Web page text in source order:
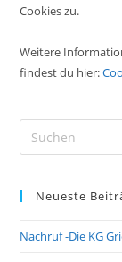
Cookies zu.
Weitere
findest du hier:
Neueste
Nachruf -Die KG